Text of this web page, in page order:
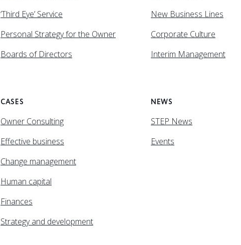
‘Third Eye’ Service
Personal Strategy for the Owner
Boards of Directors
New Business Lines
Corporate Culture
Interim Management
CASES
Owner Consulting
Effective business
Change management
Human capital
Finances
Strategy and development
NEWS
STEP News
Events